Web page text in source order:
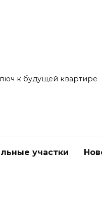
к будущей квартире
участки